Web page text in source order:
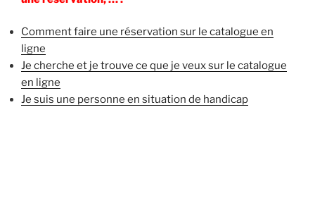
Comment faire une réservation sur le catalogue en
ligne
Je cherche et je trouve ce que je veux sur le catalogue
en ligne
Je suis une personne en situation de handicap